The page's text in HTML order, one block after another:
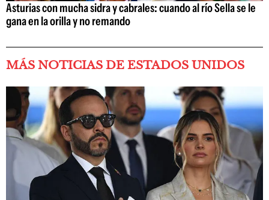
Asturias con mucha sidra y cabrales: cuando al río Sella se le
gana en la orilla y no remando
MÁS NOTICIAS DE ESTADOS UNIDOS